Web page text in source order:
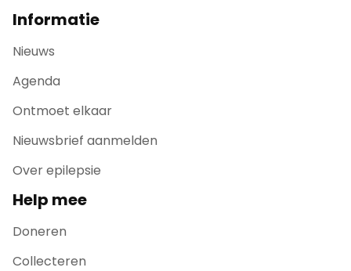
Informatie
Nieuws
Agenda
Ontmoet elkaar
Nieuwsbrief aanmelden
Over epilepsie
Help mee
Doneren
Collecteren